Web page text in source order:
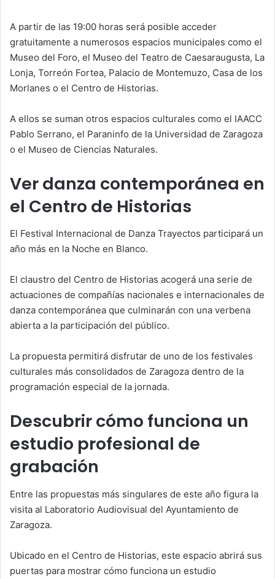
A partir de las 19:00 horas será posible acceder
gratuitamente a numerosos espacios municipales como el
Museo del Foro, el Museo del Teatro de Caesaraugusta, La
Lonja, Torreón Fortea, Palacio de Montemuzo, Casa de los
Morlanes o el Centro de Historias.
A ellos se suman otros espacios culturales como el IAACC
Pablo Serrano, el Paraninfo de la Universidad de Zaragoza
o el Museo de Ciencias Naturales.
Ver danza contemporánea en
el Centro de Historias
El Festival Internacional de Danza Trayectos participará un
año más en la Noche en Blanco.
El claustro del Centro de Historias acogerá una serie de
actuaciones de compañías nacionales e internacionales de
danza contemporánea que culminarán con una verbena
abierta a la participación del público.
La propuesta permitirá disfrutar de uno de los festivales
culturales más consolidados de Zaragoza dentro de la
programación especial de la jornada.
Descubrir cómo funciona un
estudio profesional de
grabación
Entre las propuestas más singulares de este año figura la
visita al Laboratorio Audiovisual del Ayuntamiento de
Zaragoza.
Ubicado en el Centro de Historias, este espacio abrirá sus
puertas para mostrar cómo funciona un estudio